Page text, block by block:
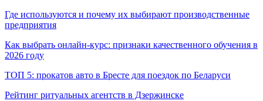
Где используются и почему их выбирают производственные
предприятия
Как выбрать онлайн-курс: признаки качественного обучения в
2026 году
ТОП 5: прокатов авто в Бресте для поездок по Беларуси
Рейтинг ритуальных агентств в Дзержинске